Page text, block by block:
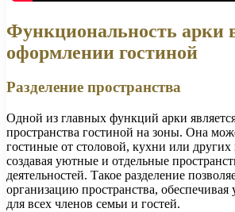
Функциональность арки
оформлении гостиной
Разделение пространства
Одной из главных функций арки
пространства гостиной на зоны. Она
гостиные от столовой, кухни или
создавая уютные и отдельные
деятельностей. Такое разделение
организацию пространства, обеспечивая
для всех членов семьи и гостей.